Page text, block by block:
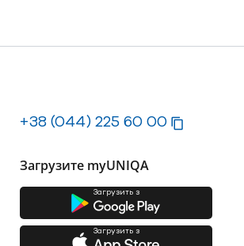
+38 (044) 225 60 00
Загрузите myUNIQA
Загрузить з
Загрузить з